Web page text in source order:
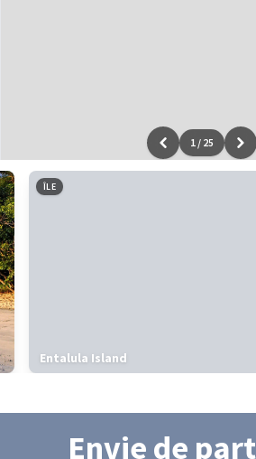
Leaflet|données ©
1 / 25
ÎLE
Entalula Island
Envie de